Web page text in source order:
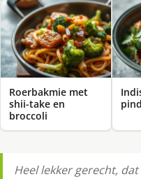
Roerbakmie met
shii-take en
broccoli
Heel lekker gerecht,